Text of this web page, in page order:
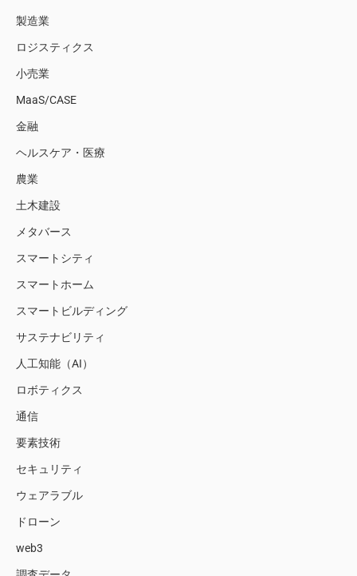
製造業
ロジスティクス
小売業
MaaS/CASE
金融
ヘルスケア・医療
農業
土木建設
メタバース
スマートシティ
スマートホーム
スマートビルディング
サステナビリティ
人工知能（AI）
ロボティクス
通信
要素技術
セキュリティ
ウェアラブル
ドローン
web3